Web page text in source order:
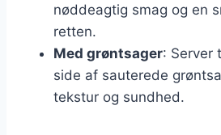
nøddeagtig smag og en
retten.
Med grøntsager: Server
side af sauterede
tekstur og sundhed.